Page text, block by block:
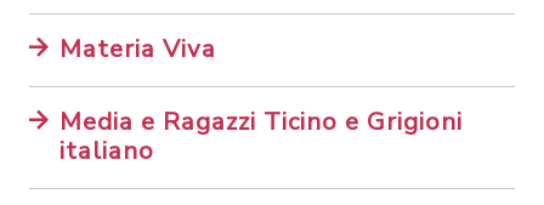
Materia Viva
Media e Ragazzi Ticino e Grigioni
italiano